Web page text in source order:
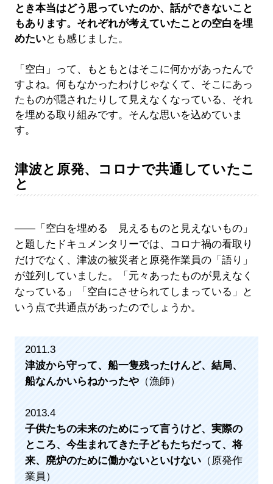
とき本当はどう思っていたのか、話ができないこと
もあります。それぞれが考えていたことの空白を埋
めたいとも感じました。
「空白」って、もともとはそこに何かがあったんで
すよね。何もなかったわけじゃなくて、そこにあっ
たものが隠されたりして見えなくなっている、それ
を埋める取り組みです。そんな思いを込めていま
す。
津波と原発、コロナで共通していたこ
と
――「空白を埋める 見えるものと見えないもの」
と題したドキュメンタリーでは、コロナ禍の看取り
だけでなく、津波の被災者と原発作業員の「語り」
が並列していました。「元々あったものが見えなく
なっている」「空白にさせられてしまっている」と
いう点で共通点があったのでしょうか。
2011.3
津波から守って、船一隻残ったけんど、結局、
船なんかいらねかったや（漁師）
2013.4
子供たちの未来のためにって言うけど、実際の
ところ、今生まれてきた子どもたちだって、将
来、廃炉のために働かないといけない（原発作
業員）